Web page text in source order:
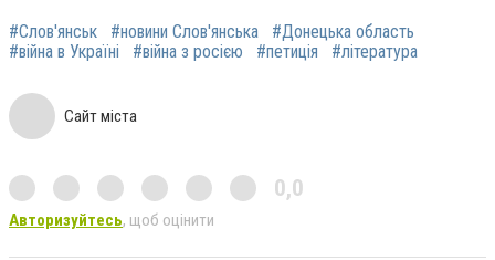
#Слов'янськ #новини Слов'янська
#Донецька область
#війна в Україні
#війна з росією #петиція #література
Сайт міста
0,0
Авторизуйтесь, щоб оцінити